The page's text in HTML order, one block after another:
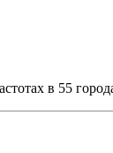
в 55